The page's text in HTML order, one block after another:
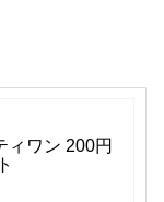
ィワン 200円